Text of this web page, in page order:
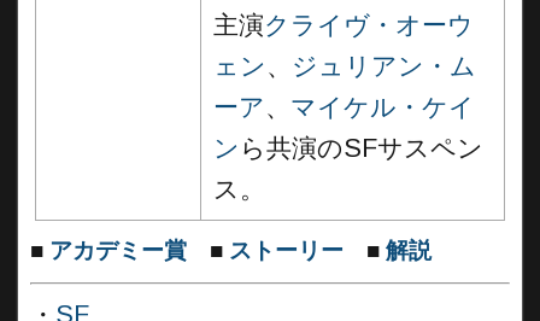
主演クライヴ・オーウ
ェン 、 ジュリアン・ム
ーア、 マイケル・ケイ
ン ら共演のSFサスペン
ス。
■ アカデミー賞 ■ ストーリー ■ 解説
・ SF